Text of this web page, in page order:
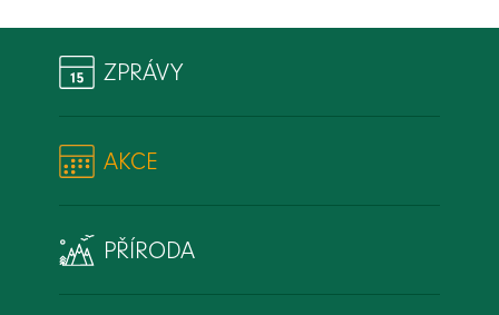
ZPRÁVY
AKCE
PŘÍRODA